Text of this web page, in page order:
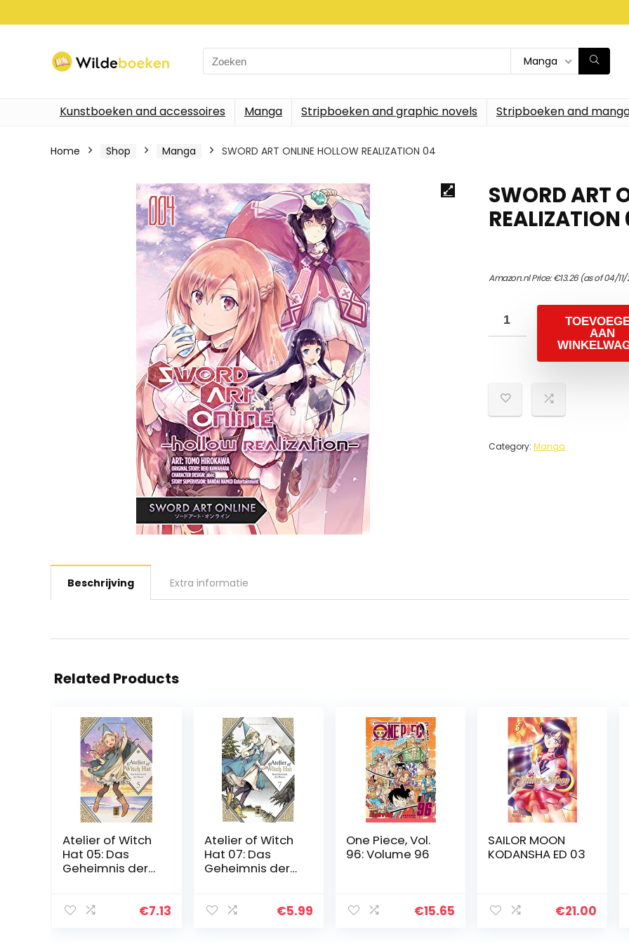
Search
for:
Manga
Kunstboeken and accessoires Manga Stripboeken and graphic novels Stripboeken and
Home Shop Manga SWORD ART ONLINE HOLLOW REALIZATION 04
SWORD ART
REALIZATION
Amazon.nl Price:€13.26(as of 04/11/
AAN
Category: Manga
Beschrijving Extra informatie
Related Products
Atelier of Witch
Hat 05: Das
Geheimnis der
€7.13
Atelier of Witch
Hat 07: Das
Geheimnis der
€5.99
One Piece, Vol.
96: Volume 96
€15.65
SAILOR MOON
KODANSHA ED 03
€21.00